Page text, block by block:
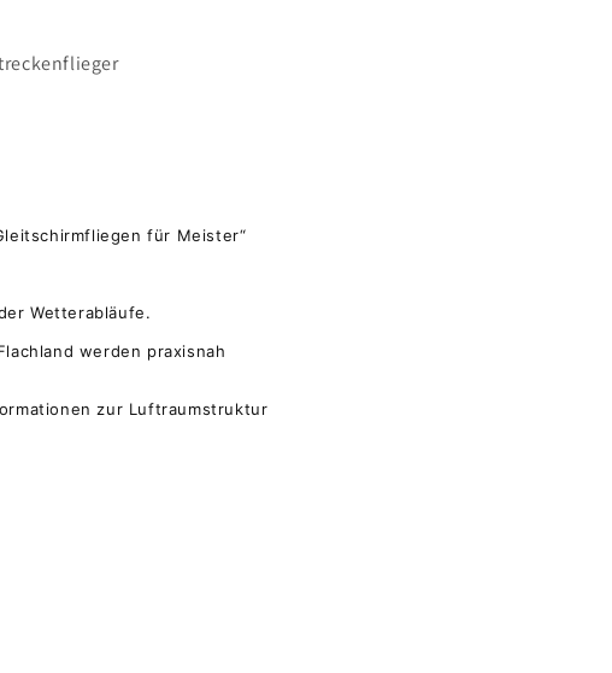
für Meister“
Wetterabläufe.
werden praxisnah
zur Luftraumstruktur